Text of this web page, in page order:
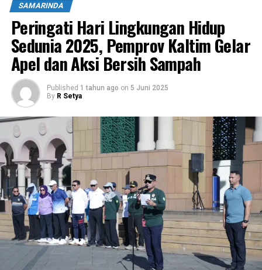
SAMARINDA
Peringati Hari Lingkungan Hidup
Sedunia 2025, Pemprov Kaltim Gelar
Apel dan Aksi Bersih Sampah
Published 1 tahun ago on 5 Juni 2025
By R Setya